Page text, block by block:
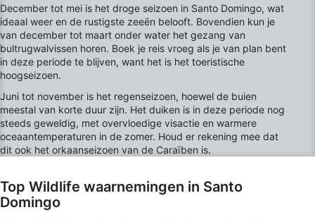
December tot mei is het droge seizoen in Santo Domingo, wat
ideaal weer en de rustigste zeeën belooft. Bovendien kun je
van december tot maart onder water het gezang van
bultrugwalvissen horen. Boek je reis vroeg als je van plan bent
in deze periode te blijven, want het is het toeristische
hoogseizoen.
Juni tot november is het regenseizoen, hoewel de buien
meestal van korte duur zijn. Het duiken is in deze periode nog
steeds geweldig, met overvloedige visactie en warmere
oceaantemperaturen in de zomer. Houd er rekening mee dat
dit ook het orkaanseizoen van de Caraïben is.
Top Wildlife waarnemingen in Santo
Domingo
IAB-verwerkingsdoeleinden:
Informatie op een apparaat opslaan en/of
openen
Beperkte gegevens gebruiken om
Profielen aanmaken ten behoeve van
gepersonaliseerde advertenties
Profielen gebruiken voor de selectie van
Profielen aanmaken ter personalisatie van
content